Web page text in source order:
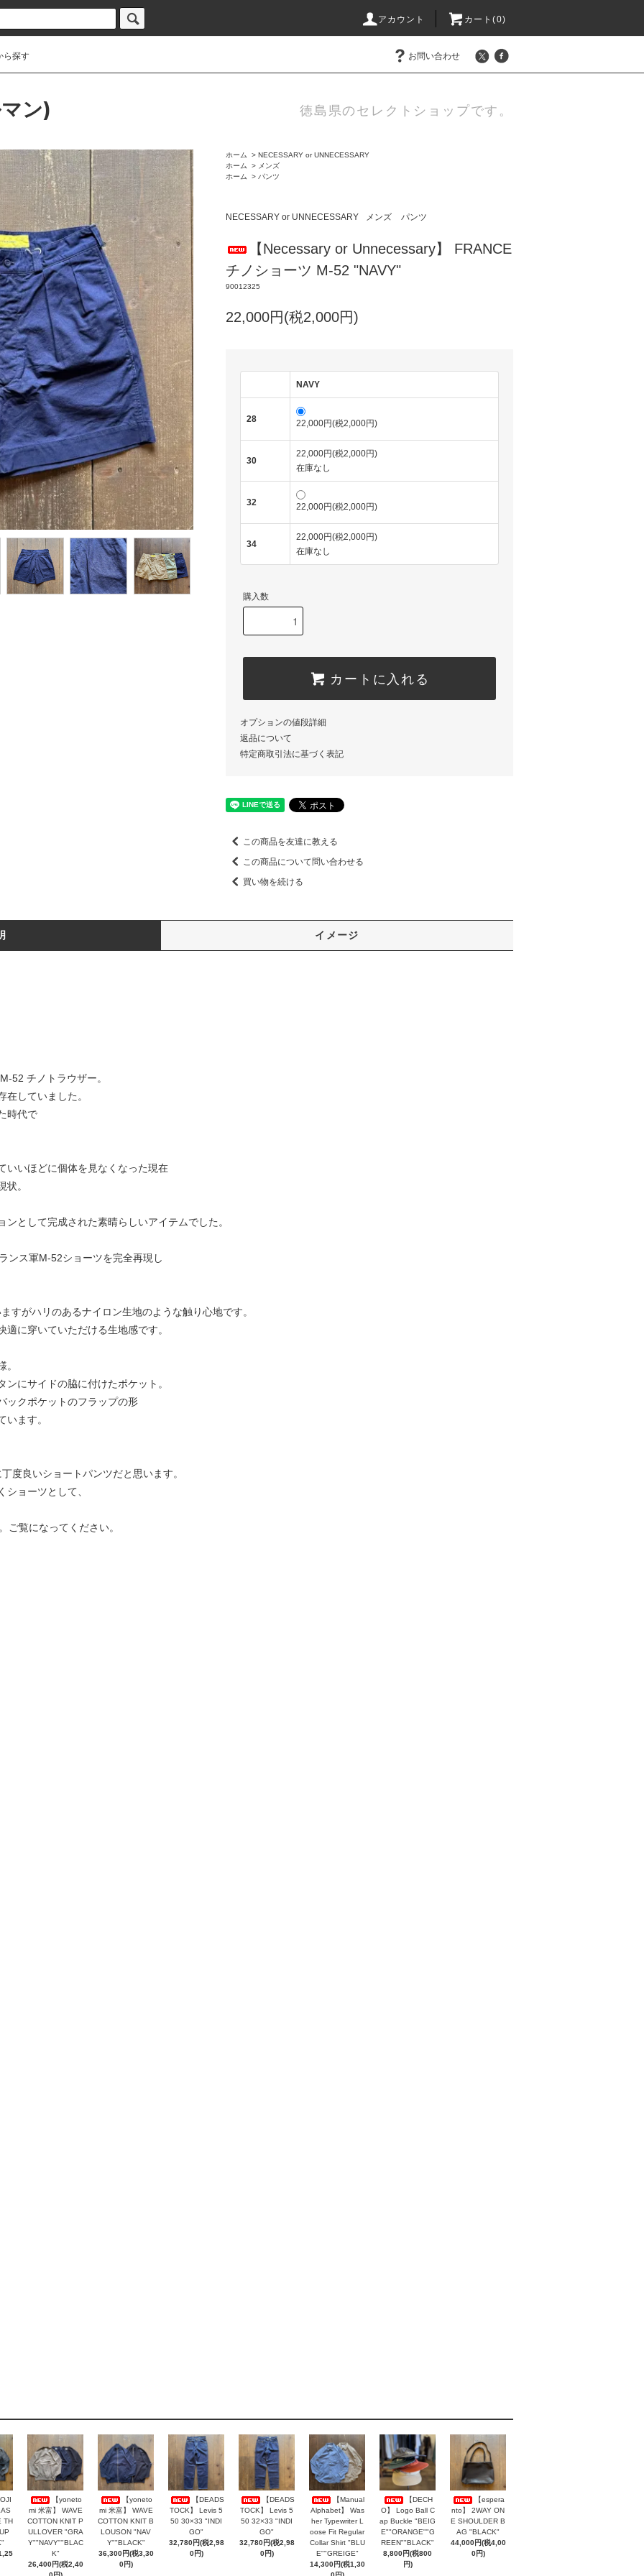
アカウント カート(0)
ら探す お問い合わせ
ン) 徳島県のセレクトショップです。
ホーム > NECESSARY or UNNECESSARY
ホーム
> メンズ
ホーム
> パンツ
NECESSARY or UNNECESSARY メンズ パンツ
【Necessary or Unnecessary】 FRANCE
チノショーツ M-52 "NAVY"
90012325
22,000円(税2,000円)
NAVY
28 22,000円(税2,000円)
30
22,000円(税2,000円)
在庫なし
32 22,000円(税2,000円)
34
22,000円(税2,000円)
在庫なし
購入数
カートに入れる
オプションの値段詳細
返品について
特定商取引法に基づく表記
この商品を友達に教える
この商品について問い合わせる
買い物を続ける
イメージ
52 チノトラウザー。
していました。
時代で
いいほどに個体を見なくなった現在
。
として完成された素晴らしいアイテムでした。
ンス軍M-52ショーツを完全再現し
すがハリのあるナイロン生地のような触り心地です。
に穿いていただける生地感です。
にサイドの脇に付けたポケット。
ックポケットのフラップの形
ます。
度良いショートパンツだと思います。
ョーツとして、
ご覧になってください。
TH
【yoneto
mi 米富】 WAVE
COTTON KNIT P
ULLOVER "GRA
Y""NAVY""BLAC
K"
26,400円(税2,40
【yoneto
mi 米富】 WAVE
COTTON KNIT B
LOUSON "NAV
Y""BLACK"
36,300円(税3,30
0円)
【DEADS
TOCK】 Levis 5
50 30×33 "INDI
GO"
32,780円(税2,98
0円)
【DEADS
TOCK】 Levis 5
50 32×33 "INDI
GO"
32,780円(税2,98
0円)
【Manual
Alphabet】 Was
her Typewriter L
oose Fit Regular
Collar Shirt "BLU
E""GREIGE"
14,300円(税1,30
【DECH
O】 Logo Ball C
ap Buckle "BEIG
E""ORANGE""G
REEN""BLACK"
8,800円(税800
円)
【espera
nto】 2WAY ON
E SHOULDER B
AG "BLACK"
44,000円(税4,00
0円)